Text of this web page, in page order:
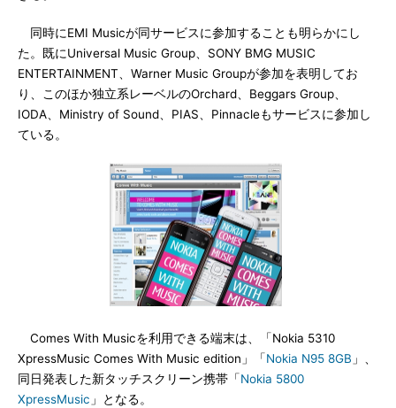
同時にEMI Musicが同サービスに参加することも明らかにし
た。既にUniversal Music Group、SONY BMG MUSIC
ENTERTAINMENT、Warner Music Groupが参加を表明してお
り、このほか独立系レーベルのOrchard、Beggars Group、
IODA、Ministry of Sound、PIAS、Pinnacleもサービスに参加し
ている。
Comes With Musicを利用できる端末は、「Nokia 5310
XpressMusic Comes With Music edition」「Nokia N95 8GB 」、
同日発表した新タッチスクリーン携帯「Nokia 5800
XpressMusic 」となる。